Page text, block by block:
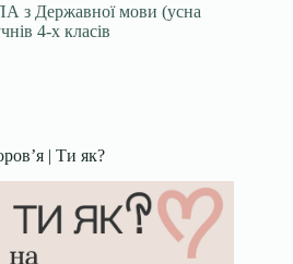
з Державної мови (усна
4-х класів
| Ти як?